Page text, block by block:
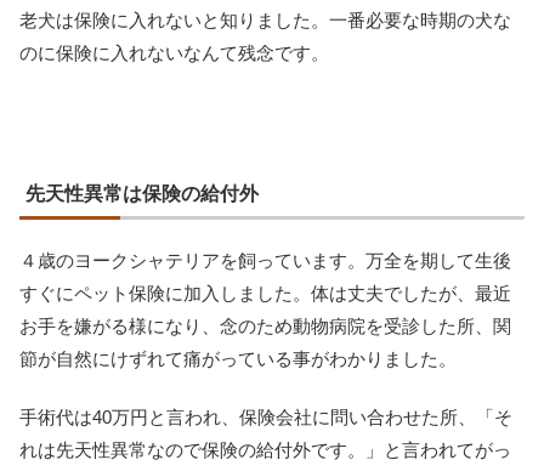
老犬は保険に入れないと知りました。一番必要な時期の犬な
のに保険に入れないなんて残念です。
先天性異常は保険の給付外
４歳のヨークシャテリアを飼っています。万全を期して生後
すぐにペット保険に加入しました。体は丈夫でしたが、最近
お手を嫌がる様になり、念のため動物病院を受診した所、関
節が自然にけずれて痛がっている事がわかりました。
手術代は40万円と言われ、保険会社に問い合わせた所、「そ
れは先天性異常なので保険の給付外です。」と言われてがっ